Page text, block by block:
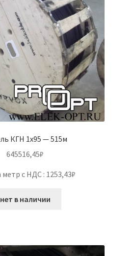
КГН 1х95 — 515м
645516,45₽
метр с НДС : 1253,43₽
нет в наличии